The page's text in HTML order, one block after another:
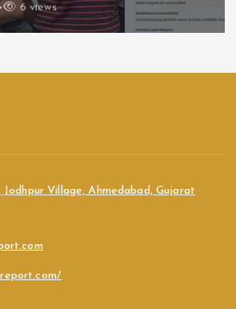
6 views
Jodhpur Village, Ahmedabad, Gujarat